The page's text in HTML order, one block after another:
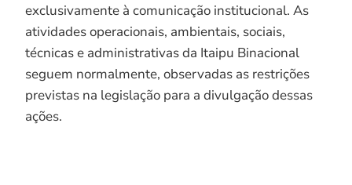
exclusivamente à comunicação institucional. As
atividades operacionais, ambientais, sociais,
técnicas e administrativas da Itaipu Binacional
seguem normalmente, observadas as restrições
previstas na legislação para a divulgação dessas
ações.